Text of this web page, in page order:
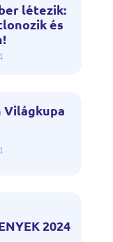
létezik:
és
2024